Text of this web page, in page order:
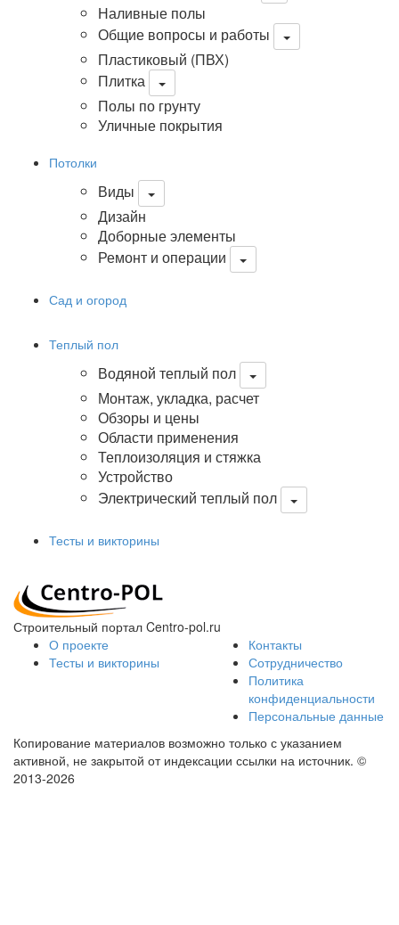
Наливные полы
Общие вопросы и работы
Пластиковый (ПВХ)
Плитка
Полы по грунту
Уличные покрытия
Потолки
Виды
Дизайн
Доборные элементы
Ремонт и операции
Сад и огород
Теплый пол
Водяной теплый пол
Монтаж, укладка, расчет
Обзоры и цены
Области применения
Теплоизоляция и стяжка
Устройство
Электрический теплый пол
Тесты и викторины
Строительный портал Centro-pol.ru
О проекте
Тесты и викторины
Контакты
Сотрудничество
Политика
конфиденциальности
Персональные данные
Копирование материалов возможно только с указанием
активной, не закрытой от индексации ссылки на источник. ©
2013-2026